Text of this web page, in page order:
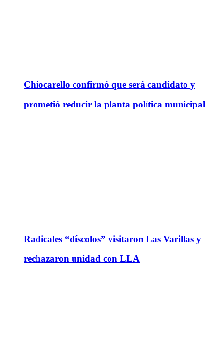
Chiocarello confirmó que será candidato y
prometió reducir la planta política municipal
Radicales “díscolos” visitaron Las Varillas y
rechazaron unidad con LLA